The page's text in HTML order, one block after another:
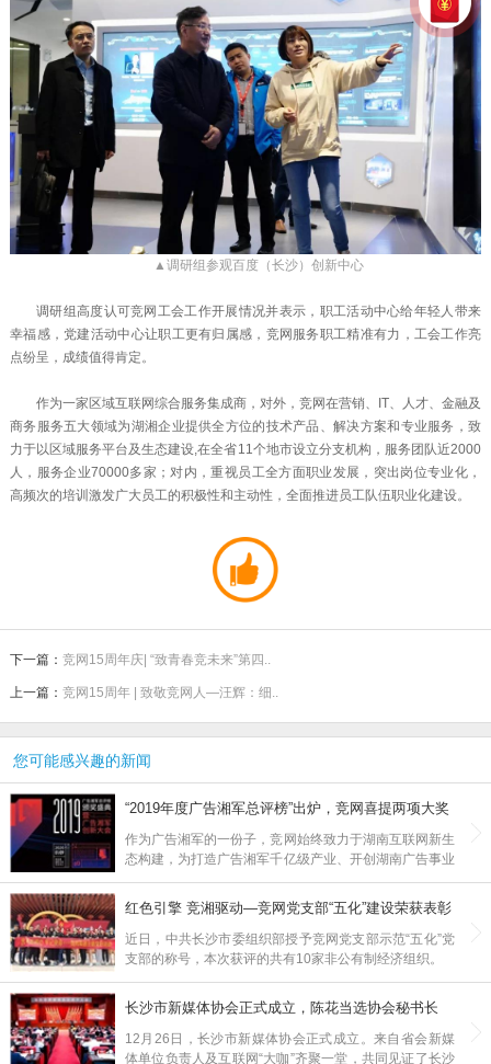
▲调研组参观百度（长沙）创新中心
调研组高度认可竞网工会工作开展情况并表示，职工活动中心给年轻人带来
幸福感，党建活动中心让职工更有归属感，竞网服务职工精准有力，工会工作亮
点纷呈，成绩值得肯定。
作为一家区域互联网综合服务集成商，对外，竞网在营销、IT、人才、金融及
商务服务五大领域为湖湘企业提供全方位的技术产品、解决方案和专业服务，致
力于以区域服务平台及生态建设,在全省11个地市设立分支机构，服务团队近2000
人，服务企业70000多家；对内，重视员工全方面职业发展，突出岗位专业化，
高频次的培训激发广大员工的积极性和主动性，全面推进员工队伍职业化建设。
下一篇： 竞网15周年庆| “致青春竞未来”第四..
上一篇： 竞网15周年 | 致敬竞网人—汪辉：细..
您可能感兴趣的新闻
“2019年度广告湘军总评榜”出炉，竞网喜提两项大奖
作为广告湘军的一份子，竞网始终致力于湖南互联网新生
态构建，为打造广告湘军千亿级产业、开创湖南广告事业
新局面贡献智慧与力量。未来，竞网将继续砥砺前行，不
负期望，为广告湘军贡献自己的一份力量！
红色引擎 竞湘驱动—竞网党支部“五化”建设荣获表彰
近日，中共长沙市委组织部授予竞网党支部示范“五化”党
支部的称号，本次获评的共有10家非公有制经济组织。
长沙市新媒体协会正式成立，陈花当选协会秘书长
12月26日，长沙市新媒体协会正式成立。来自省会新媒
体单位负责人及互联网“大咖”齐聚一堂，共同见证了长沙